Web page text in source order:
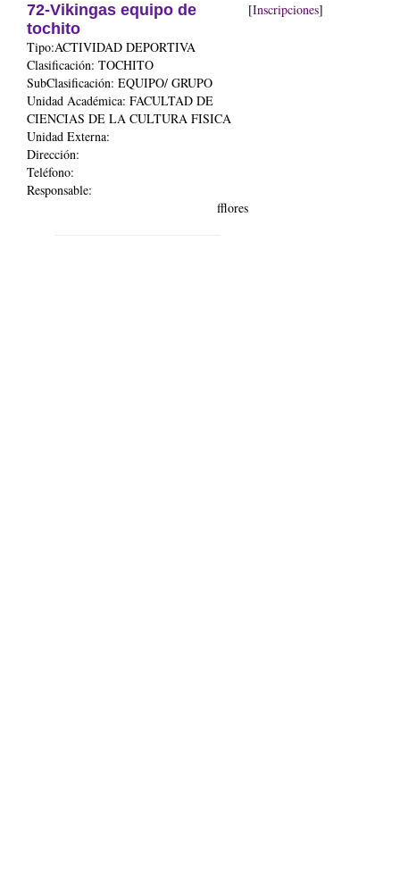
72-Vikingas equipo de
tochito
Tipo:ACTIVIDAD DEPORTIVA
Clasificación: TOCHITO
SubClasificación: EQUIPO/ GRUPO
Unidad Académica: FACULTAD DE
CIENCIAS DE LA CULTURA FISICA
Unidad Externa:
Dirección:
Teléfono:
Responsable:
fflores
[Inscripciones]